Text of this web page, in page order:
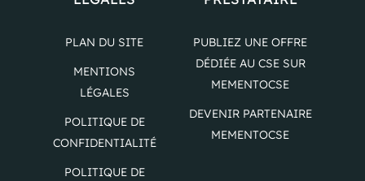
PLAN DU SITE
MENTIONS
LÉGALES
POLITIQUE DE
CONFIDENTIALITÉ
POLITIQUE DE
PUBLIEZ UNE OFFRE
DÉDIÉE AU CSE SUR
MEMENTOCSE
DEVENIR PARTENAIRE
MEMENTOCSE